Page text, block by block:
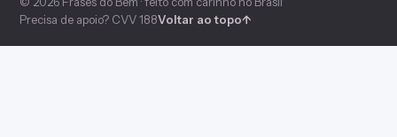
Precisa de apoio? CVV 188Voltar ao topo↑